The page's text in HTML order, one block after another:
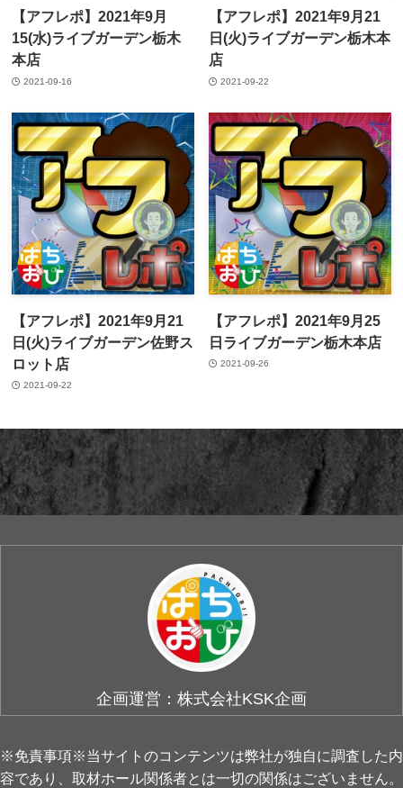
【アフレポ】2021年9月
15(水)ライブガーデン栃木
本店
2021-09-16
【アフレポ】2021年9月21
日(火)ライブガーデン栃木本
店
2021-09-22
【アフレポ】2021年9月21
日(火)ライブガーデン佐野ス
ロット店
2021-09-22
【アフレポ】2021年9月25
日ライブガーデン栃木本店
2021-09-26
企画運営：株式会社KSK企画
※免責事項※当サイトのコンテンツは弊社が独自に調査した内
容であり、取材ホール関係者とは一切の関係はございません。